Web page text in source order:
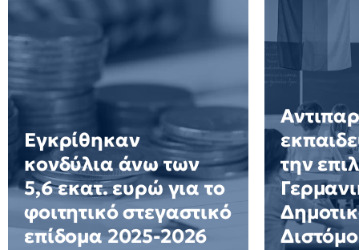
Εγκρίθηκαν
κονδύλια άνω των
5,6 εκατ. ευρώ για το
φοιτητικό στεγαστικό
επίδομα 2025-2026
την